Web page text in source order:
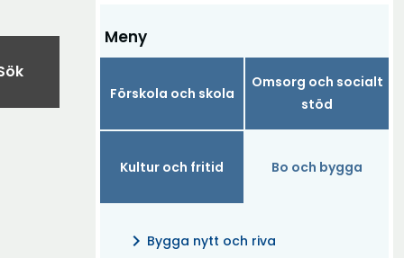
Meny
Förskola och skola
Omsorg och socialt
stöd
Kultur och fritid Bo och bygga
chevron_right Bygga nytt och riva